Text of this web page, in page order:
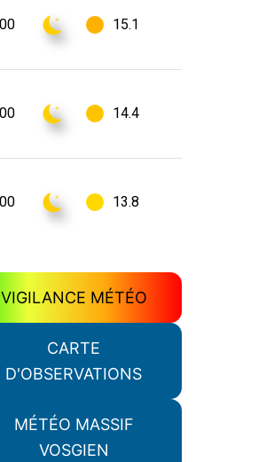
VIGILANCE MÉTÉO
CARTE
D'OBSERVATIONS
MÉTÉO MASSIF
VOSGIEN